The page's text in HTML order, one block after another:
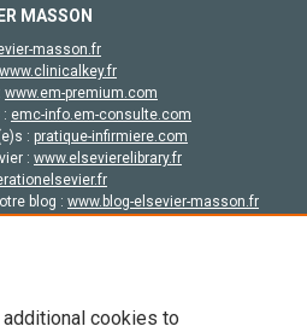
MASSON
masson.fr
www.clinicalkey.fr
www.em-premium.com
emc-info.em-consulte.com
: pratique-infirmiere.com
: www.elsevierelibrary.fr
blog : www.blog-elsevier-masson.fr
cookies to